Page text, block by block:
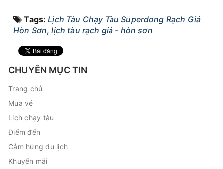
Tags:Lịch Tàu Chạy Tàu Superdong Rạch Giá
Hòn Sơn,lịch tàu rạch giá - hòn sơn
CHUYÊN MỤC TIN
Trang chủ
Mua vé
Lịch chạy tàu
Điểm đến
Cảm hứng du lịch
Khuyến mãi